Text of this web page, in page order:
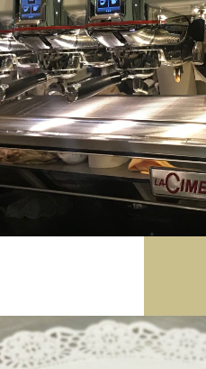
Enviar Mensaje